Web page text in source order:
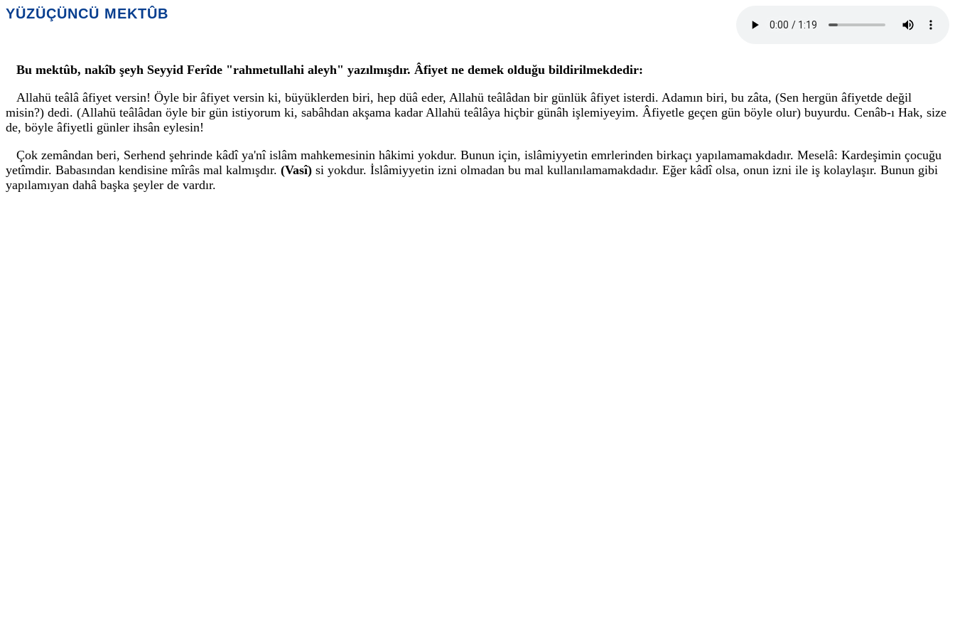
YÜZÜÇÜNCÜ MEKTÛB
Bu mektûb, nakîb şeyh Seyyid Ferîde "rahmetullahi aleyh" yazılmışdır. Âfiyet ne demek olduğu bildirilmekdedir:
Allahü teâlâ âfiyet versin! Öyle bir âfiyet versin ki, büyüklerden biri, hep düâ eder, Allahü teâlâdan bir günlük âfiyet isterdi. Adamın biri, bu zâta, (Sen hergün âfiyetde değil
misin?) dedi. (Allahü teâlâdan öyle bir gün istiyorum ki, sabâhdan akşama kadar Allahü teâlâya hiçbir günâh işlemiyeyim. Âfiyetle geçen gün böyle olur) buyurdu. Cenâb-ı Hak, size
de, böyle âfiyetli günler ihsân eylesin!
Çok zemândan beri, Serhend şehrinde kâdî ya'nî islâm mahkemesinin hâkimi yokdur. Bunun için, islâmiyyetin emrlerinden birkaçı yapılamamakdadır. Meselâ: Kardeşimin çocuğu
yetîmdir. Babasından kendisine mîrâs mal kalmışdır. (Vasî) si yokdur. İslâmiyyetin izni olmadan bu mal kullanılamamakdadır. Eğer kâdî olsa, onun izni ile iş kolaylaşır. Bunun gibi
yapılamıyan dahâ başka şeyler de vardır.